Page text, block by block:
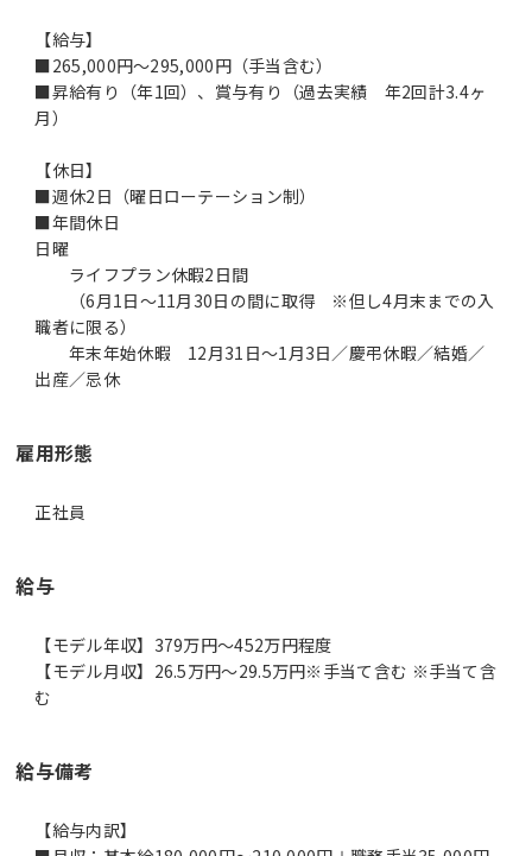
【給与】
■265,000円～295,000円（手当含む）
■昇給有り（年1回）、賞与有り（過去実績 年2回計3.4ヶ
月）
【休日】
■週休2日（曜日ローテーション制）
■年間休日
日曜
ライフプラン休暇2日間
（6月1日～11月30日の間に取得 ※但し4月末までの入
職者に限る）
年末年始休暇 12月31日～1月3日／慶弔休暇／結婚／
出産／忌休
雇用形態
正社員
給与
【モデル年収】379万円〜452万円程度
【モデル月収】26.5万円〜29.5万円※手当て含む ※手当て含
む
給与備考
【給与内訳】